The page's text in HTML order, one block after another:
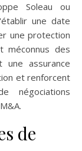
Soleau ou
une date
une protection
méconnus des
assurance
et renforcent
négociations
de